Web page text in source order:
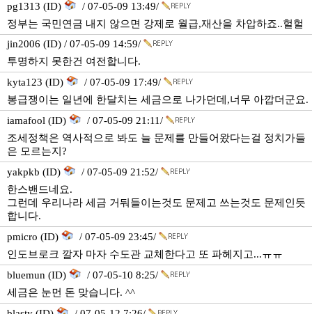
pg1313 (ID)
/ 07-05-09 13:49/
정부는 국민연금 내지 않으면 강제로 월급,재산을 차압하죠..헐헐
jin2006 (ID) / 07-05-09 14:59/
투명하지 못한건 여전합니다.
kyta123 (ID)
/ 07-05-09 17:49/
봉급쟁이는 일년에 한달치는 세금으로 나가던데,너무 아깝더군요.
iamafool (ID)
/ 07-05-09 21:11/
조세정책은 역사적으로 봐도 늘 문제를 만들어왔다는걸 정치가들
은 모르는지?
yakpkb (ID)
/ 07-05-09 21:52/
한스밴드네요.
그런데 우리나라 세금 거둬들이는것도 문제고 쓰는것도 문제인듯
합니다.
pmicro (ID)
/ 07-05-09 23:45/
인도브로크 깔자 마자 수도관 교체한다고 또 파헤지고...ㅠㅠ
bluemun (ID)
/ 07-05-10 8:25/
세금은 눈먼 돈 맞습니다. ^^